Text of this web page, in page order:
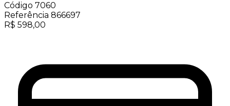
Código 7060
Referência 866697
R$ 598,00